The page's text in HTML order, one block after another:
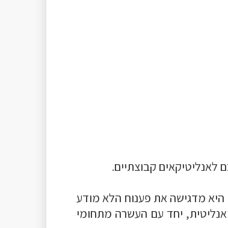
קבוצתיים.
היא מדגישה את פענוח הלא מודע
יחד עם העשרה מתחומי